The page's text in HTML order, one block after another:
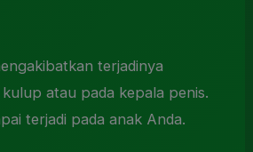
terjadinya
atau pada kepala penis.
terjadi pada anak Anda.